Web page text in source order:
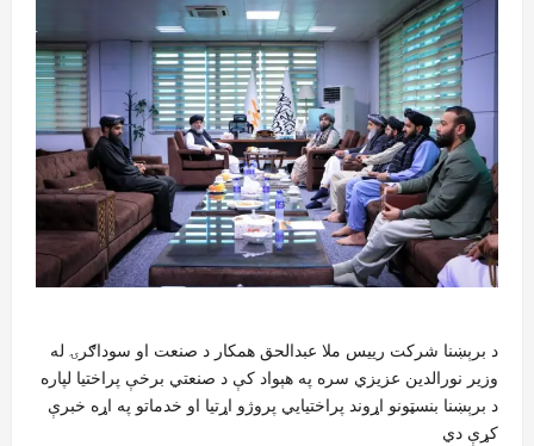
د برېښنا شرکت رییس ملا عبدالحق همکار د صنعت او سوداګرۍ له
وزیر نورالدین عزیزي سره په هېواد کې د صنعتي برخې پراختیا لپاره
د برېښنا بنسټونو اړوند پراختیايي پروژو اړتیا او خدماتو په اړه خبرې
کړې دي